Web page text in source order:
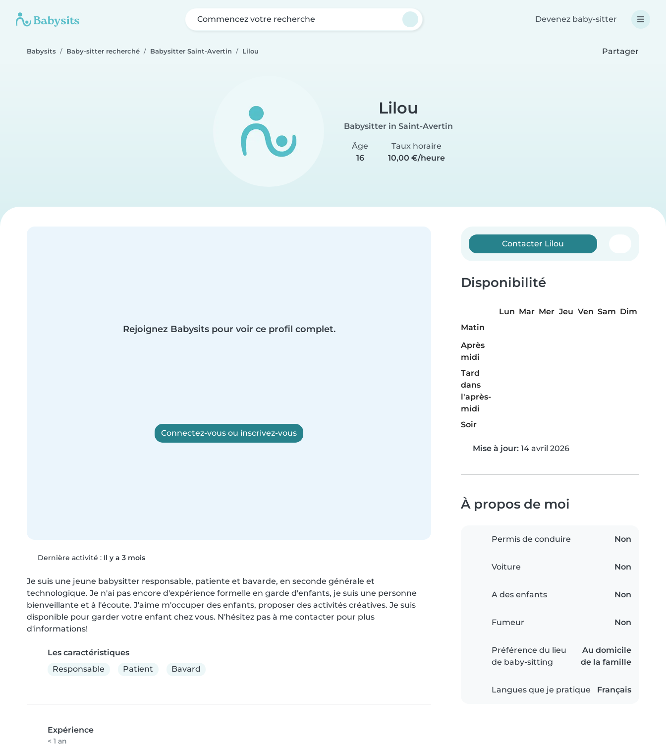
Commencez votre recherche Devenez baby-sitter
Babysits Baby-sitter recherché Babysitter Saint-Avertin Lilou Partager
Lilou
Babysitter in Saint-Avertin
Âge
16
Taux horaire
10,00 €/heure
Rejoignez Babysits pour voir ce profil complet.
Connectez-vous ou inscrivez-vous
Dernière activité : Il y a 3 mois
Je suis une jeune babysitter responsable, patiente et bavarde, en seconde générale et
technologique. Je n'ai pas encore d'expérience formelle en garde d'enfants, je suis une personne
bienveillante et à l'écoute. J'aime m'occuper des enfants, proposer des activités créatives. Je suis
disponible pour garder votre enfant chez vous. N'hésitez pas à me contacter pour plus
d'informations!
Les caractéristiques
Responsable
Patient Bavard
Expérience
< 1 an
Contacter Lilou
Disponibilité
Lun Mar Mer Jeu Ven Sam Dim
Matin
Après
midi
Tard
dans
l'après-
midi
Soir
Mise à jour: 14 avril 2026
À propos de moi
Permis de conduire Non
Voiture Non
A des enfants Non
Fumeur Non
Préférence du lieu
de baby-sitting
Au domicile
de la famille
Langues que je pratique Français